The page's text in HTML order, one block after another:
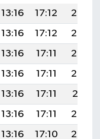
13:16 17:12
20:35
13:16 17:12
20:34
13:16 17:11
20:33
13:16 17:11
20:32
13:16 17:11
20:31
13:16 17:11
20:30
13:16 17:10
20:29